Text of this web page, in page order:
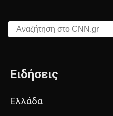
Αναζήτηση στο CNN.gr
Ειδήσεις
Ελλάδα